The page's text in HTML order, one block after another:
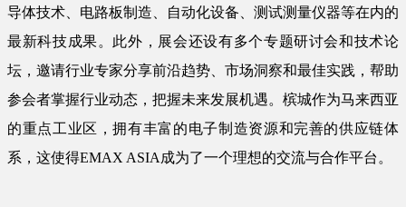
导体技术、电路板制造、自动化设备、测试测量仪器等在内的
最新科技成果。此外，展会还设有多个专题研讨会和技术论
坛，邀请行业专家分享前沿趋势、市场洞察和最佳实践，帮助
参会者掌握行业动态，把握未来发展机遇。槟城作为马来西亚
的重点工业区，拥有丰富的电子制造资源和完善的供应链体
系，这使得EMAX ASIA成为了一个理想的交流与合作平台。